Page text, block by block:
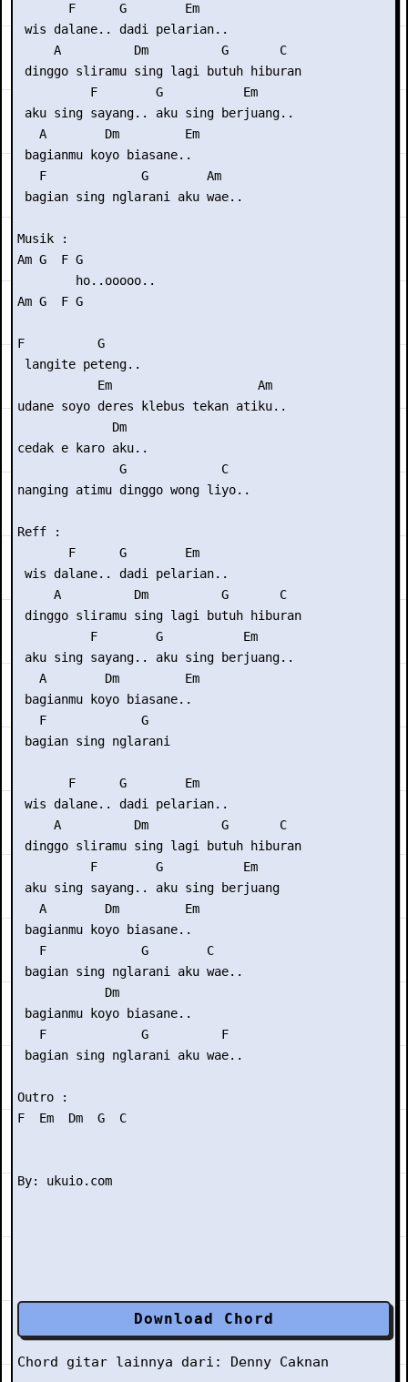
       F      G        Em
wis dalane.. dadi pelarian..
     A          Dm          G       C
dinggo sliramu sing lagi butuh hiburan
          F        G           Em
aku sing sayang.. aku sing berjuang..
   A        Dm         Em
bagianmu koyo biasane..
   F             G        Am
bagian sing nglarani aku wae..
Musik :
Am G  F G
        ho..ooooo..
Am G  F G
F          G
langite peteng..
           Em                    Am
udane soyo deres klebus tekan atiku..
             Dm
cedak e karo aku..
              G             C
nanging atimu dinggo wong liyo..
Reff :
       F      G        Em
wis dalane.. dadi pelarian..
     A          Dm          G       C
dinggo sliramu sing lagi butuh hiburan
          F        G           Em
aku sing sayang.. aku sing berjuang..
   A        Dm         Em
bagianmu koyo biasane..
   F             G
bagian sing nglarani
       F      G        Em
wis dalane.. dadi pelarian..
     A          Dm          G       C
dinggo sliramu sing lagi butuh hiburan
          F        G           Em
aku sing sayang.. aku sing berjuang
   A        Dm         Em
bagianmu koyo biasane..
   F             G        C
bagian sing nglarani aku wae..
            Dm
bagianmu koyo biasane..
   F             G          F
bagian sing nglarani aku wae..
Outro :
F  Em  Dm  G  C
Download Chord
Chord gitar lainnya dari: Denny Caknan